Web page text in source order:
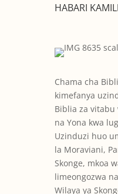
HABARI KAMILI
Chama cha
kimefanya
Biblia za vitabu
na Yona kwa
Uzinduzi huo
la Moraviani,
Skonge, mkoa
limeongozwa
Wilaya ya